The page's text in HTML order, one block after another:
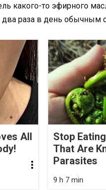
какого-то эфирного
два раза в день обычным
All
Stop
That Are
Parasites
9 h 7 min